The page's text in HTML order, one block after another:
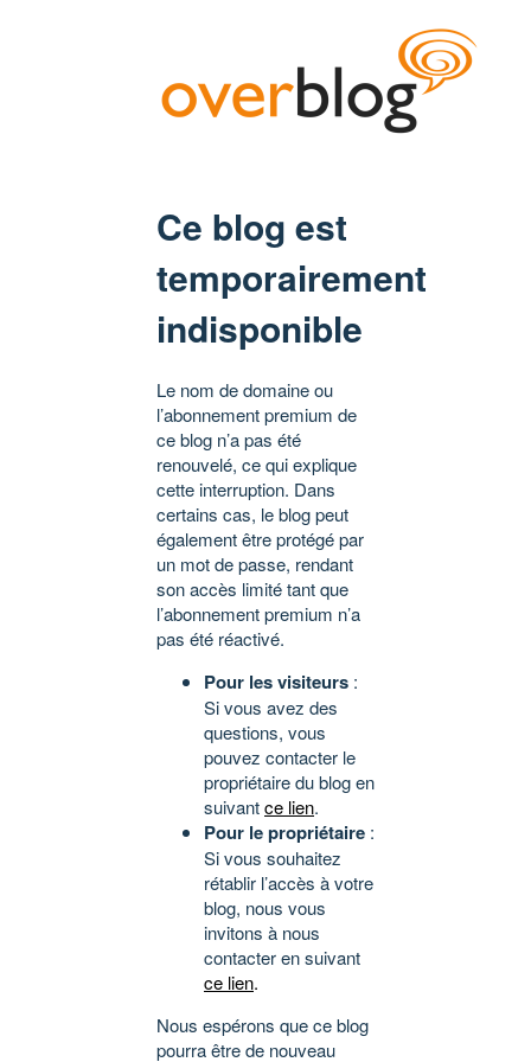
Ce blog est
temporairement
indisponible
Le nom de domaine ou
l’abonnement premium de
ce blog n’a pas été
renouvelé, ce qui explique
cette interruption. Dans
certains cas, le blog peut
également être protégé par
un mot de passe, rendant
son accès limité tant que
l’abonnement premium n’a
pas été réactivé.
Pour les visiteurs :
Si vous avez des
questions, vous
pouvez contacter le
propriétaire du blog en
suivantce lien.
Pour le propriétaire :
Si vous souhaitez
rétablir l’accès à votre
blog, nous vous
invitons à nous
contacter en suivant
ce lien.
Nous espérons que ce blog
pourra être de nouveau